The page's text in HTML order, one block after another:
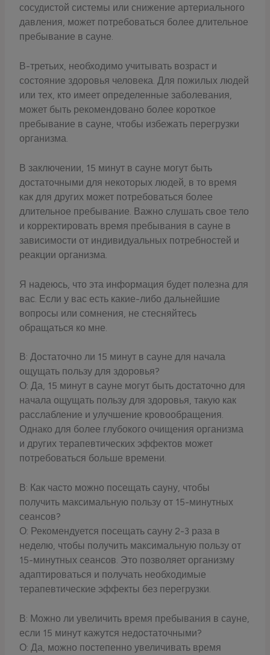
сосудистой системы или снижение артериального
давления, может потребоваться более длительное
пребывание в сауне.
В-третьих, необходимо учитывать возраст и
состояние здоровья человека. Для пожилых людей
или тех, кто имеет определенные заболевания,
может быть рекомендовано более короткое
пребывание в сауне, чтобы избежать перегрузки
организма.
В заключении, 15 минут в сауне могут быть
достаточными для некоторых людей, в то время
как для других может потребоваться более
длительное пребывание. Важно слушать свое тело
и корректировать время пребывания в сауне в
зависимости от индивидуальных потребностей и
реакции организма.
Я надеюсь, что эта информация будет полезна для
вас. Если у вас есть какие-либо дальнейшие
вопросы или сомнения, не стесняйтесь
обращаться ко мне.
В: Достаточно ли 15 минут в сауне для начала
ощущать пользу для здоровья?
О: Да, 15 минут в сауне могут быть достаточно для
начала ощущать пользу для здоровья, такую как
расслабление и улучшение кровообращения.
Однако для более глубокого очищения организма
и других терапевтических эффектов может
потребоваться больше времени.
В: Как часто можно посещать сауну, чтобы
получить максимальную пользу от 15-минутных
сеансов?
О: Рекомендуется посещать сауну 2-3 раза в
неделю, чтобы получить максимальную пользу от
15-минутных сеансов. Это позволяет организму
адаптироваться и получать необходимые
терапевтические эффекты без перегрузки.
В: Можно ли увеличить время пребывания в сауне,
если 15 минут кажутся недостаточными?
О: Да, можно постепенно увеличивать время